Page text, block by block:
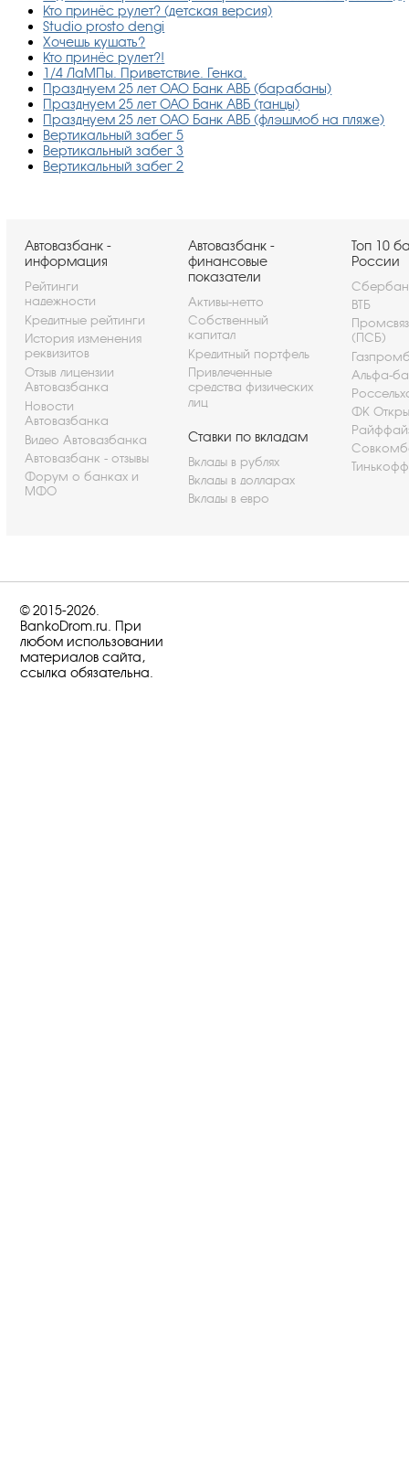
Кто принёс рулет? (детская версия)
Studio prosto dengi
Хочешь кушать?
Кто принёс рулет?!
1/4 ЛаМПы. Приветствие. Генка.
Празднуем 25 лет ОАО Банк АВБ (барабаны)
Празднуем 25 лет ОАО Банк АВБ (танцы)
Празднуем 25 лет ОАО Банк АВБ (флэшмоб на пляже)
Вертикальный забег 5
Вертикальный забег 3
Вертикальный забег 2
Автовазбанк -
информация
Рейтинги
надежности
Кредитные рейтинги
История изменения
реквизитов
Отзыв лицензии
Автовазбанка
Новости
Автовазбанка
Видео Автовазбанка
Автовазбанк - отзывы
Форум о банках и
МФО
Автовазбанк -
финансовые
показатели
Активы-нетто
Собственный
капитал
Кредитный портфель
Привлеченные
средства физических
лиц
Ставки по вкладам
Вклады в рублях
Вклады в долларах
Вклады в евро
Топ 10
России
ВТБ
(ПСБ)
Альфа-
ФК
© 2015-2026.
BankoDrom.ru. При
любом использовании
материалов сайта,
ссылка обязательна.